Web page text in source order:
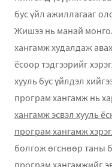
бус үйл ажиллагааг
Жишээ нь манай
хангамж худалдаж
ёсоор тэдгээрийг
хууль бус үйлдэл
програм хангамж нь
хангамж эсвэл хууль
програм хангамж
болгож өгснөөр таны
програм хангамжийг